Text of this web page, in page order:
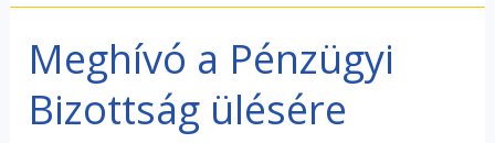
Meghívó a Pénzügyi
Bizottság ülésére
Meghívó
a
Pénzügyi
Bizottság